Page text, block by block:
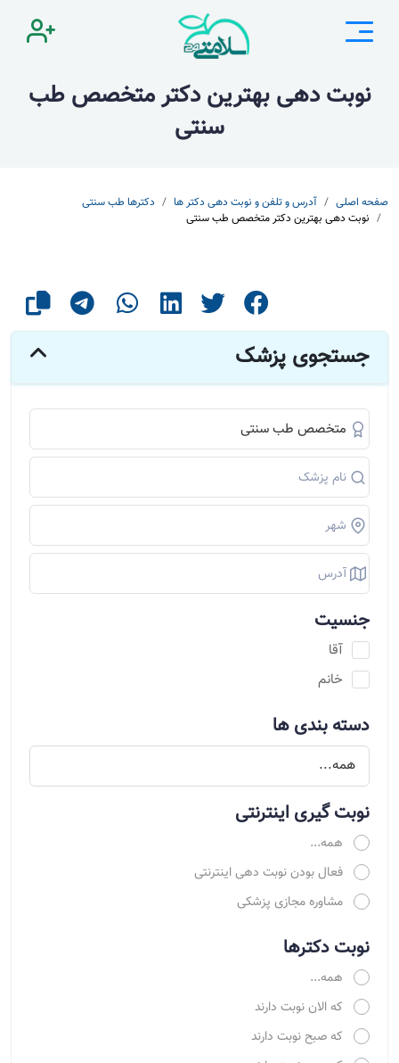
نوبت دهی بهترین دکتر متخصص طب
سنتی
صفحه اصلی آدرس و تلفن و نوبت دهی دکتر ها
دکترها طب سنتی
نوبت دهی بهترین دکتر متخصص طب سنتی
جستجوی پزشک
جنسیت
آقا
خانم
دسته بندی ها
نوبت گیری اینترنتی
همه...
فعال بودن نوبت دهی اینترنتی
مشاوره مجازی پزشکی
نوبت دکترها
همه...
که الان نوبت دارند
که صبح نوبت دارند